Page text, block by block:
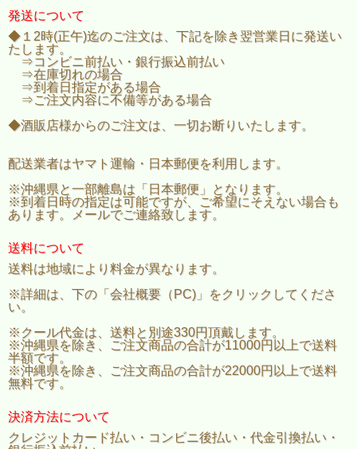
発送について
◆１2時(正午)迄のご注文は、下記を除き翌営業日に発送い
たします。
⇒コンビニ前払い・銀行振込前払い
⇒在庫切れの場合
⇒到着日指定がある場合
⇒ご注文内容に不備等がある場合
◆酒販店様からのご注文は、一切お断りいたします。
配送業者はヤマト運輸・日本郵便を利用します。
※沖縄県と一部離島は「日本郵便」となります。
※到着日時の指定は可能ですが、ご希望にそえない場合も
あります。メールでご連絡致します。
送料について
送料は地域により料金が異なります。
※詳細は、下の「会社概要（PC)」をクリックしてくださ
い。
※クール代金は、送料と別途330円頂戴します。
※沖縄県を除き、ご注文商品の合計が11000円以上で送料
半額です。
※沖縄県を除き、ご注文商品の合計が22000円以上で送料
無料です。
決済方法について
クレジットカード払い・コンビニ後払い・代金引換払い・